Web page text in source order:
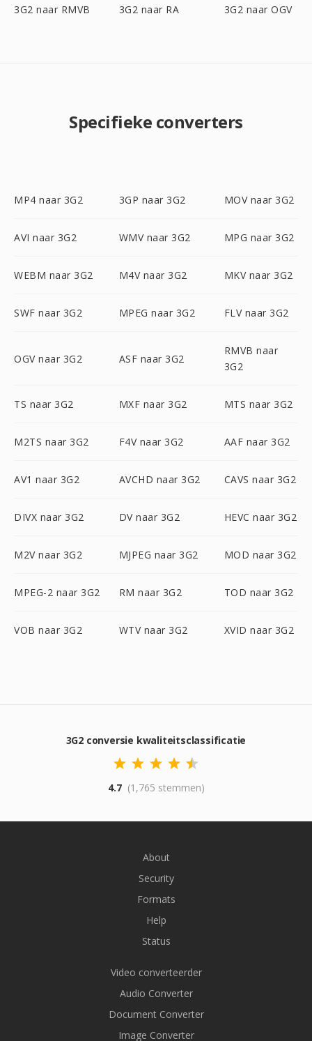
3G2 naar RMVB 3G2 naar RA 3G2 naar OGV
Specifieke converters
MP4 naar 3G2 3GP naar 3G2 MOV naar 3G2
AVI naar 3G2 WMV naar 3G2 MPG naar 3G2
WEBM naar 3G2 M4V naar 3G2 MKV naar 3G2
SWF naar 3G2 MPEG naar 3G2 FLV naar 3G2
OGV naar 3G2 ASF naar 3G2
RMVB naar
3G2
TS naar 3G2 MXF naar 3G2 MTS naar 3G2
M2TS naar 3G2 F4V naar 3G2 AAF naar 3G2
AV1 naar 3G2 AVCHD naar 3G2 CAVS naar 3G2
DIVX naar 3G2 DV naar 3G2 HEVC naar 3G2
M2V naar 3G2 MJPEG naar 3G2 MOD naar 3G2
MPEG-2 naar 3G2 RM naar 3G2 TOD naar 3G2
VOB naar 3G2 WTV naar 3G2 XVID naar 3G2
3G2 conversie kwaliteitsclassificatie
4.7 (1,765 stemmen)
About
Security
Formats
Help
Status
Video converteerder
Audio Converter
Document Converter
Image Converter